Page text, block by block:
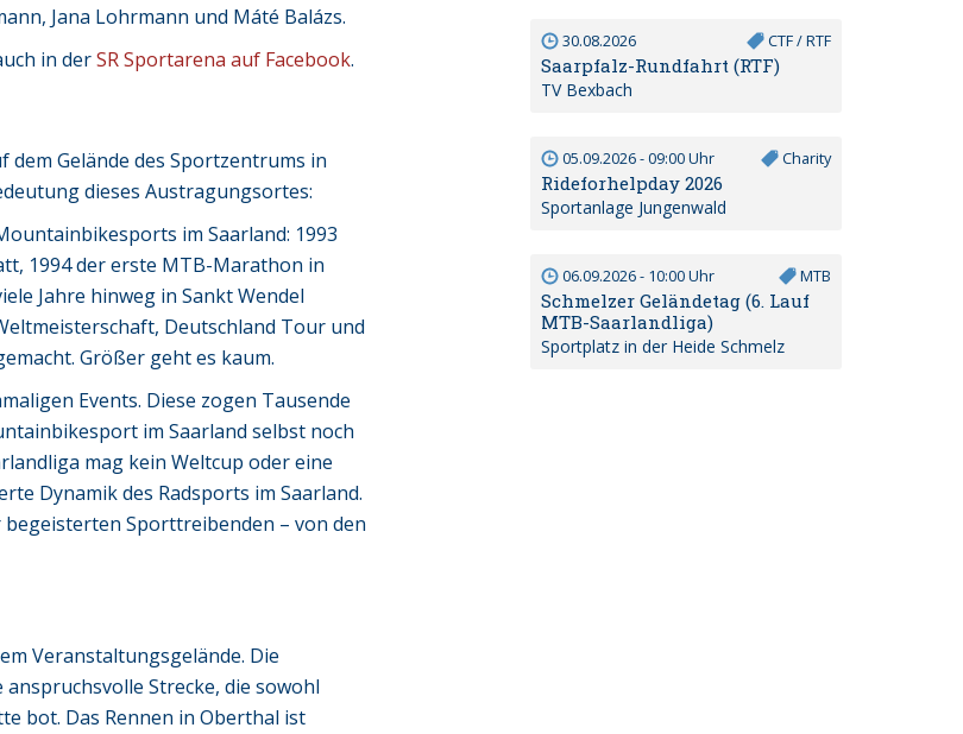
Jana Lohrmann und Máté Balázs.
in derSR Sportarena auf Facebook.
Gelände des Sportzentrums in
dieses Austragungsortes:
im Saarland: 1993
1994 der erste MTB-Marathon in
Jahre hinweg in Sankt Wendel
Deutschland Tour und
Größer geht es kaum.
Events. Diese zogen Tausende
im Saarland selbst noch
mag kein Weltcup oder eine
Dynamik des Radsports im Saarland.
Sporttreibenden – von den
Veranstaltungsgelände. Die
Strecke, die sowohl
bot. Das Rennen in Oberthal ist
30.08.2026 CTF / RTF
Saarpfalz-Rundfahrt (RTF)
TV Bexbach
05.09.2026 - 09:00 Uhr Charity
Rideforhelpday 2026
Sportanlage Jungenwald
06.09.2026 - 10:00 Uhr MTB
Schmelzer Geländetag (6. Lauf
MTB-Saarlandliga)
Sportplatz in der Heide Schmelz